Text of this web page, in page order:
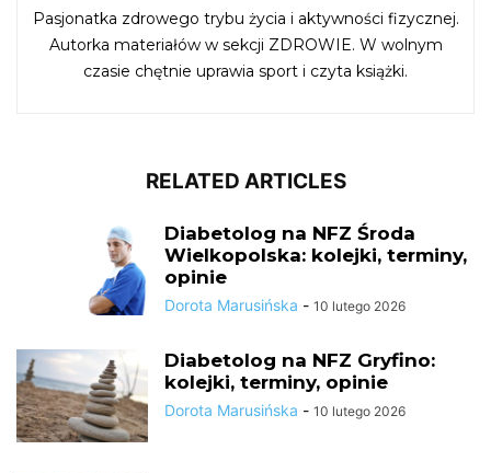
Pasjonatka zdrowego trybu życia i aktywności fizycznej.
Autorka materiałów w sekcji ZDROWIE. W wolnym
czasie chętnie uprawia sport i czyta książki.
RELATED ARTICLES
Diabetolog na NFZ Środa
Wielkopolska: kolejki, terminy,
opinie
Dorota Marusińska - 10 lutego 2026
Diabetolog na NFZ Gryfino:
kolejki, terminy, opinie
Dorota Marusińska - 10 lutego 2026